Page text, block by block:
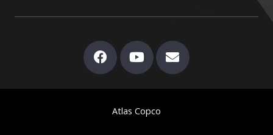
Atlas Copco